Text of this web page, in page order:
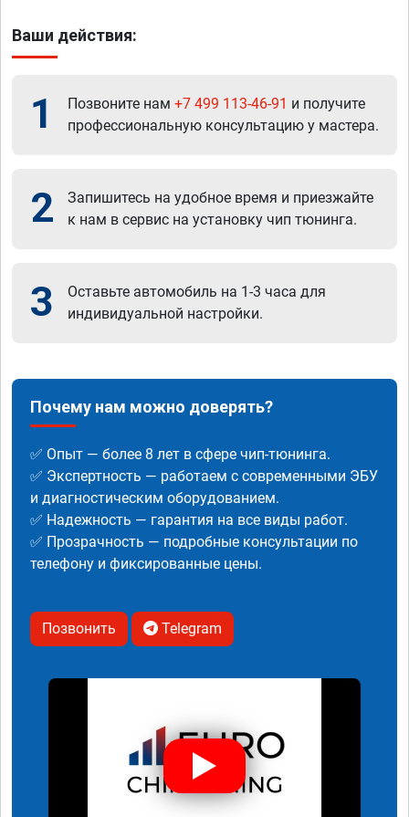
Ваши действия:
1 Позвоните нам +7 499 113-46-91 и получите
профессиональную консультацию у мастера.
2
Запишитесь на удобное время и приезжайте
к нам в сервис на установку чип тюнинга.
3
Оставьте автомобиль на 1-3 часа для
индивидуальной настройки.
Почему нам можно доверять?
✅ Опыт — более 8 лет в сфере чип-тюнинга.
✅ Экспертность — работаем с современными ЭБУ
и диагностическим оборудованием.
✅ Надежность — гарантия на все виды работ.
✅ Прозрачность — подробные консультации по
телефону и фиксированные цены.
Позвонить Telegram